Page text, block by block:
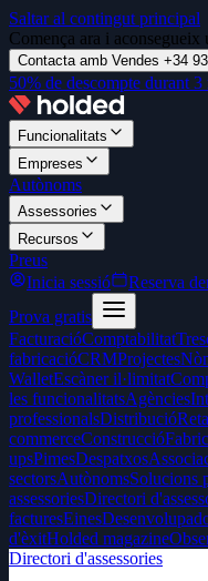
Saltar al contingut principal
Comença ara i aconsegueix
Contacta amb Vendes +34
50% de descompte durant 3
Funcionalitats
Empreses
Autònoms
Assessories
Recursos
Preus
Inicia sessió
Reserva
Prova gratis
FacturacióComptabilitat
fabricacióCRMProjectes
WalletEscàner il·limitat
les funcionalitatsAgències
professionalsDistribució
commerceConstrucció
upsPimesDespatxos
sectorsAutònomsSolucions
assessoriesDirectori
facturesEines
d'èxitHolded magazine
Directori d'assessories